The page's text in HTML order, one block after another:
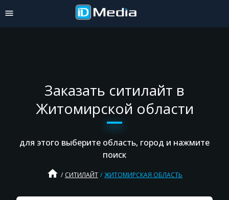
Заказать ситилайт в
Житомирской области
для этого выберите область, город и нажмите
поиск
home СИТИЛАЙТ ЖИТОМИРСКАЯ ОБЛАСТЬ